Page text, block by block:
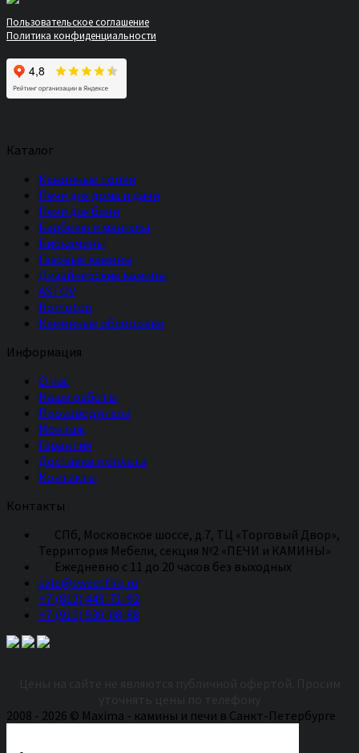
Пользовательское соглашение
Политика конфиденциальности
Каталог
Каминные топки
Печи для дома и дачи
Печи для бани
Барбекю и мангалы
Биокамины
Газовые камины
Дизайнерские камины
ASTOV
Romotop
Каминные облицовки
Информация
О нас
Наши работы
Производители
Монтаж
Гарантия
Доставка и оплата
Контакты
Контакты
СПб, Московское шоссе, д.7, ТЦ «Торговый Двор»,
Территория Мебели, секция №2 «ПЕЧИ и КАМИНЫ»
Eжедневно с 11 до 20 часов без выходных
sale@sweetfire.ru
+7 (812) 443-71-92
+7 (911) 930-08-88
2008 - 2026 © Maxima - камины и печи в Санкт-Петербурге